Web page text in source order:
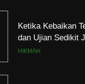
Ketika Kebaikan
dan Ujian Sedikit
Menjerumuskan
HIKMAH